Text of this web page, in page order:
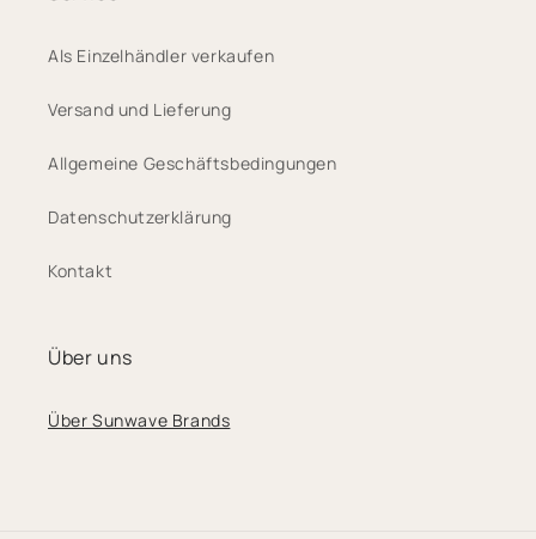
Als Einzelhändler verkaufen
Versand und Lieferung
Allgemeine Geschäftsbedingungen
Datenschutzerklärung
Kontakt
Über uns
Über Sunwave Brands